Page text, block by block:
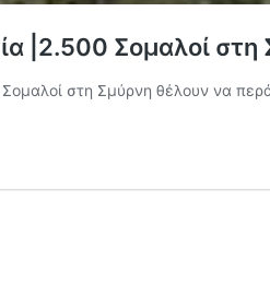
|2.500 Σομαλοί
στη Σμύρνη θέλουν να